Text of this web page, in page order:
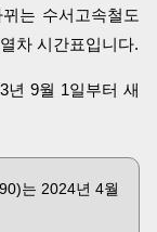
는 수서고속철도
차 시간표입니다.
년 9월 1일부터 새
는 2024년 4월